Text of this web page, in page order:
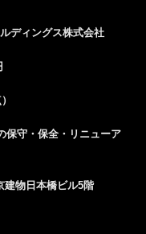
ディングス株式会社
保守・保全・リニューア
物日本橋ビル5階